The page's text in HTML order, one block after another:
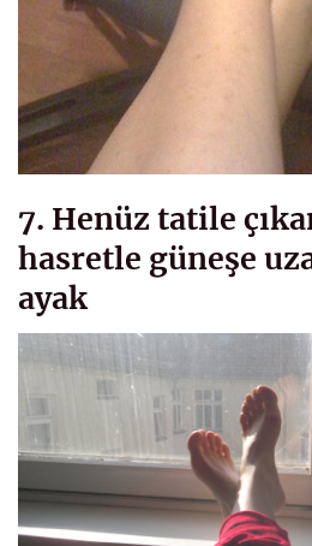
7. Henüz tatile
hasretle güneşe
ayak